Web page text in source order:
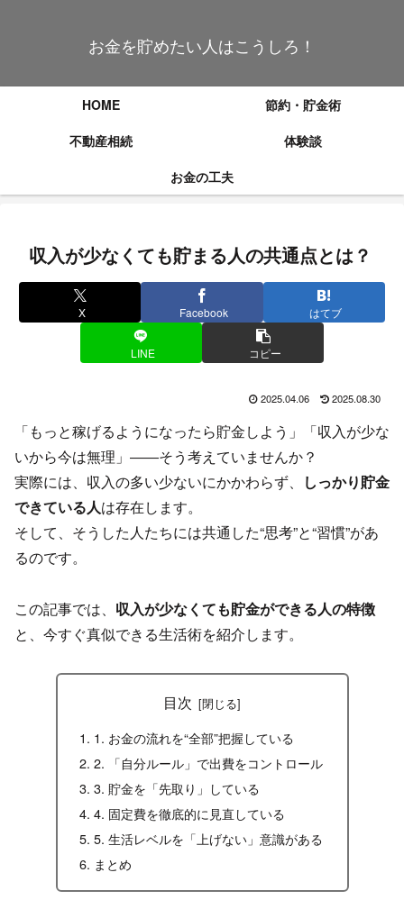
お金を貯めたい人はこうしろ！
HOME
節約・貯金術
不動産相続
体験談
お金の工夫
収入が少なくても貯まる人の共通点とは？
X Facebook はてブ
LINE コピー
2025.04.06 2025.08.30
「もっと稼げるようになったら貯金しよう」「収入が少な
いから今は無理」――そう考えていませんか？
実際には、収入の多い少ないにかかわらず、
しっかり貯金
できている人は存在します。
そして、そうした人たちには共通した“思考”と“習慣”があ
るのです。
この記事では、 収入が少なくても貯金ができる人の特徴
と、今すぐ真似できる生活術を紹介します。
目次
1. お金の流れを“全部”把握している
2. 「自分ルール」で出費をコントロール
3. 貯金を「先取り」している
4. 固定費を徹底的に見直している
5. 生活レベルを「上げない」意識がある
まとめ